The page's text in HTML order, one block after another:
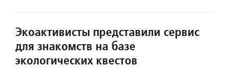
Экоактивисты представили сервис
для знакомств на базе
экологических квестов